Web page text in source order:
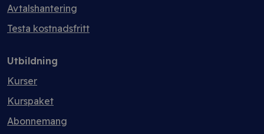
Avtalshantering
Testa kostnadsfritt
Utbildning
Kurser
Kurspaket
Abonnemang